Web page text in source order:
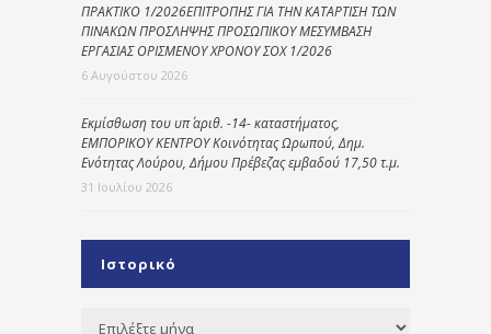
ΠΡΑΚΤΙΚΟ 1/2026ΕΠΙΤΡΟΠΗΣ ΓΙΑ ΤΗΝ ΚΑΤΑΡΤΙΣΗ ΤΩΝ
ΠΙΝΑΚΩΝ ΠΡΟΣΛΗΨΗΣ ΠΡΟΣΩΠΙΚΟΥ ΜΕΣΥΜΒΑΣΗ
ΕΡΓΑΣΙΑΣ ΟΡΙΣΜΕΝΟΥ ΧΡΟΝΟΥ ΣΟΧ 1/2026
6 Αυγούστου 2026
Εκμίσθωση του υπ΄ αριθ. -14- καταστήματος,
ΕΜΠΟΡΙΚΟΥ ΚΕΝΤΡΟΥ Κοινότητας Ωρωπού, Δημ.
Ενότητας Λούρου, Δήμου Πρέβεζας εμβαδού 17,50 τ.μ.
31 Ιουλίου 2026
Ιστορικό
Ιστορικό